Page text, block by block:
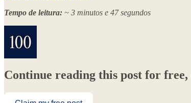
Tempo de leitura: ~ 3 minutos e 47 segundos
Continue reading this post for